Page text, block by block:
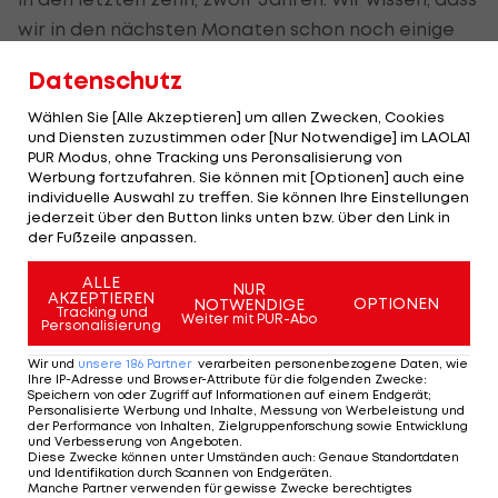
wir in den nächsten Monaten schon noch einige
wie bei der WM zu kommen."
Um das größte Defizit gab es im DFB-Lager keine
Diskussionen. "Wir müssen dahin kommen, dass wir
diese absolute Geilheit, ein Tor machen zu wollen,
wieder haben", betonte Real-Madrid-
MittelfeldspielerToni Kroosnach 90 zähen
Minuten gegen den Weltranglisten-110. "Der
Schnitt liegt jetzt bei sieben oder acht
Torchancen, die wir brauchen", beklagte Löw die
fehlende Effizienz des deutschen Spiels.
Dabei ist eigentlich genügend Offensivpower
vorhanden. Allein der Dortmunder Marco Reus
versemmelte ein halbes Dutzend vorzüglicher
Datenschutz
Wählen Sie [Alle Akzeptieren] um allen Zwecken, Cookies
und Diensten zuzustimmen oder [Nur Notwendige] im LAOLA1
PUR Modus, ohne Tracking uns Peronsalisierung von
Werbung fortzufahren. Sie können mit [Optionen] auch eine
individuelle Auswahl zu treffen. Sie können Ihre Einstellungen
jederzeit über den Button links unten bzw. über den Link in
der Fußzeile anpassen.
ALLE
AKZEPTIEREN
Tracking und
Personalisierung
NUR
NOTWENDIGE
Weiter mit PUR-Abo
OPTIONEN
Wir und unsere 186 Partner verarbeiten personenbezogene Daten, wie
Ihre IP-Adresse und Browser-Attribute für die folgenden Zwecke:
Speichern von oder Zugriff auf Informationen auf einem Endgerät;
Personalisierte Werbung und Inhalte, Messung von Werbeleistung und
der Performance von Inhalten, Zielgruppenforschung sowie Entwicklung
und Verbesserung von Angeboten.
Diese Zwecke können unter Umständen auch: Genaue Standortdaten
und Identifikation durch Scannen von Endgeräten.
Manche Partner verwenden für gewisse Zwecke berechtigtes